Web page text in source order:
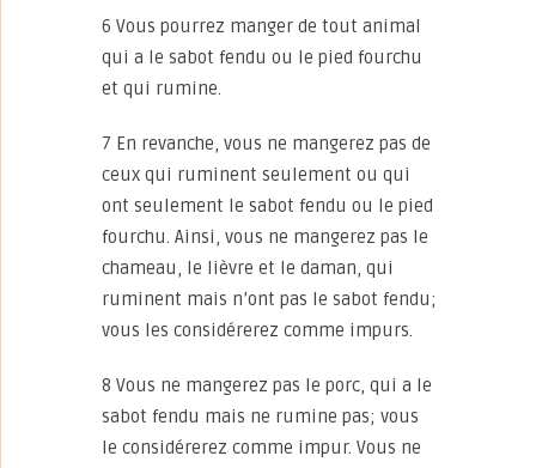
6 Vous pourrez manger de tout animal
qui a le sabot fendu ou le pied fourchu
et qui rumine.
7 En revanche, vous ne mangerez pas de
ceux qui ruminent seulement ou qui
ont seulement le sabot fendu ou le pied
fourchu. Ainsi, vous ne mangerez pas le
chameau, le lièvre et le daman, qui
ruminent mais n’ont pas le sabot fendu;
vous les considérerez comme impurs.
8 Vous ne mangerez pas le porc, qui a le
sabot fendu mais ne rumine pas; vous
le considérerez comme impur. Vous ne